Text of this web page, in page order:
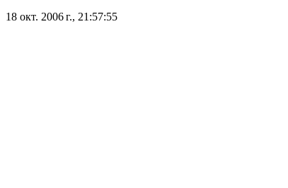
18 окт. 2006 г., 21:57:55